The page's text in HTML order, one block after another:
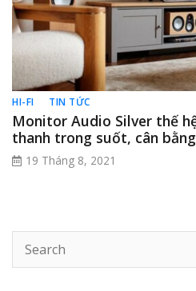
HI-FI TIN TỨC
Monitor Audio Silver thế
thanh trong suốt, cân
19 Tháng 8, 2021